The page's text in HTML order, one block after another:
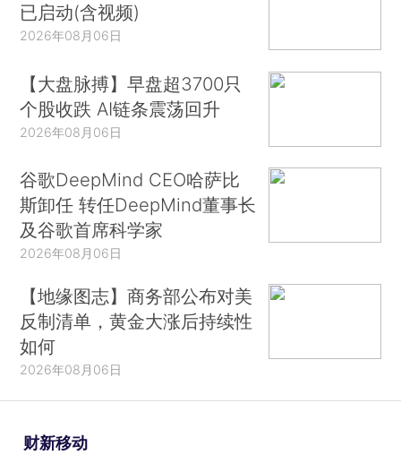
已启动(含视频)
2026年08月06日
【大盘脉搏】早盘超3700只
个股收跌 AI链条震荡回升
2026年08月06日
谷歌DeepMind CEO哈萨比
斯卸任 转任DeepMind董事长
及谷歌首席科学家
2026年08月06日
【地缘图志】商务部公布对美
反制清单，黄金大涨后持续性
如何
2026年08月06日
财新移动